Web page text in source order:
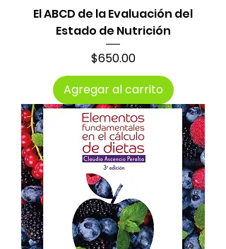
El ABCD de la Evaluación del
Estado de Nutrición
Precio
$650.00
Agregar al carrito